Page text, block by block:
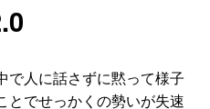
で人に話さずに黙って様子
とでせっかくの勢いが失速